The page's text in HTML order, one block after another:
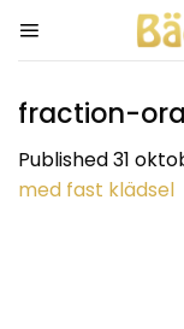
fraction-
Published31
med fast klädsel